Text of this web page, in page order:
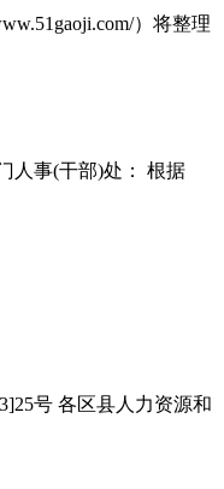
）将整理
人事(干部)处： 根据
号 各区县人力资源和